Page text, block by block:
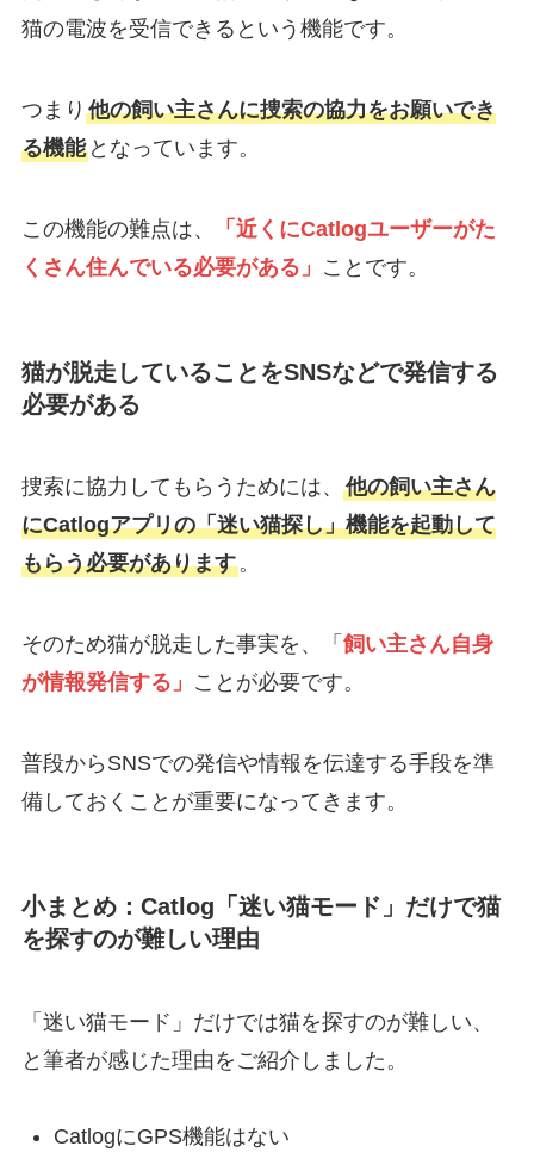
猫の電波を受信できるという機能です。
つまり 他の飼い主さんに捜索の協力をお願いでき
る機能となっています。
この機能の難点は、
「近くにCatlogユーザーがた
くさん住んでいる必要がある」 ことです。
猫が脱走していることをSNSなどで発信する
必要がある
捜索に協力してもらうためには、 他の飼い主さん
にCatlogアプリの「迷い猫探し」機能を起動して
もらう必要があります。
そのため猫が脱走した事実を、「 飼い主さん自身
が情報発信する」 ことが必要です。
普段からSNSでの発信や情報を伝達する手段を準
備しておくことが重要になってきます。
小まとめ：Catlog「迷い猫モード」だけで猫
を探すのが難しい理由
「迷い猫モード」だけでは猫を探すのが難しい、
と筆者が感じた理由をご紹介しました。
CatlogにGPS機能はない